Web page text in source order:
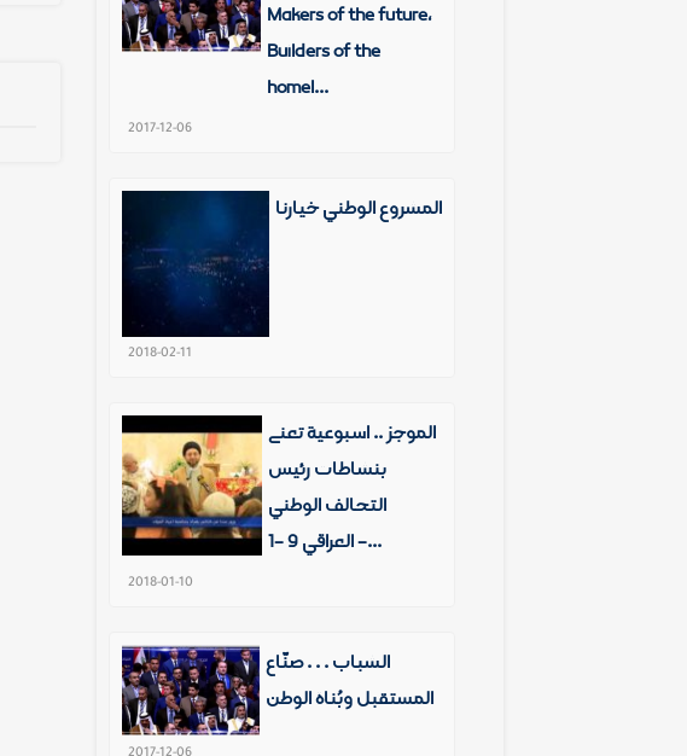
Makers of the future,
Builders of the
homel...
2017-12-06
المشروع الوطني خيارنا
2018-02-11
الموجز .. اسبوعية تعنى
بنشاطات رئيس
التحالف الوطني
العراقي 9 -1 -...
2018-01-10
الشباب . . . صنّاع
المستقبل وبُناة الوطن